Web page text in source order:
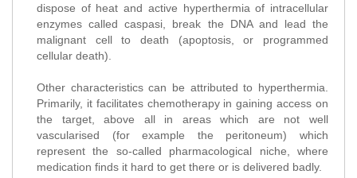
dispose of heat and active hyperthermia of intracellular
enzymes called caspasi, break the DNA and lead the
malignant cell to death (apoptosis, or programmed
cellular death).
Other characteristics can be attributed to hyperthermia.
Primarily, it facilitates chemotherapy in gaining access on
the target, above all in areas which are not well
vascularised (for example the peritoneum) which
represent the so-called pharmacological niche, where
medication finds it hard to get there or is delivered badly.